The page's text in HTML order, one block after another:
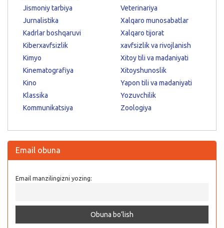
Jismoniy tarbiya
Jurnalistika
Kadrlar boshqaruvi
Kiberxavfsizlik
Kimyo
Kinematografiya
Kino
Klassika
Kommunikatsiya
Veterinariya
Xalqaro munosabatlar
Xalqaro tijorat
xavfsizlik va rivojlanish
Xitoy tili va madaniyati
Xitoyshunoslik
Yapon tili va madaniyati
Yozuvchilik
Zoologiya
Email obuna
Email manzilingizni yozing: